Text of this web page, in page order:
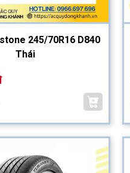
245/70R16 D840
Thái